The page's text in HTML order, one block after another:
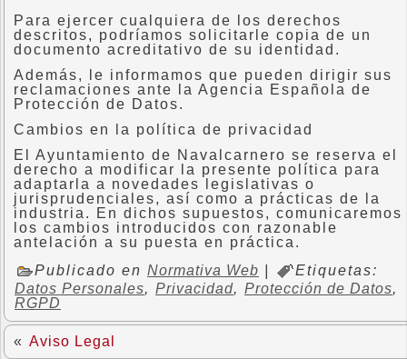
Para ejercer cualquiera de los derechos
descritos, podríamos solicitarle copia de un
documento acreditativo de su identidad.
Además, le informamos que pueden dirigir sus
reclamaciones ante la Agencia Española de
Protección de Datos.
Cambios en la política de privacidad
El Ayuntamiento de Navalcarnero se reserva el
derecho a modificar la presente política para
adaptarla a novedades legislativas o
jurisprudenciales, así como a prácticas de la
industria. En dichos supuestos, comunicaremos
los cambios introducidos con razonable
antelación a su puesta en práctica.
Publicado en Normativa Web
Etiquetas:
Datos Personales, Privacidad, Protección de Datos,
RGPD
« Aviso Legal